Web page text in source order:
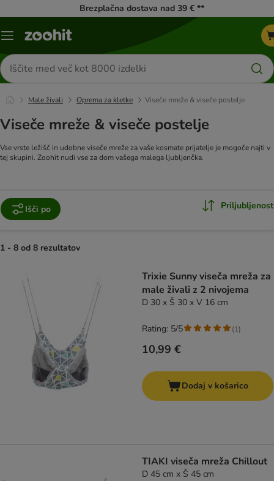
Brezplačna dostava nad 39 € **
Meni
Iskanje
izdelkov
Male živali Oprema za kletke Viseče mreže & viseče postelje
Viseče mreže & viseče postelje
Vse vrste ležišč in udobne viseče mreže za vaše kosmate prijatelje je mogoče najti v
tej skupini. Zoohit nudi vse za dom vašega malega ljubljenčka.
Išči po Priljubljenost
1 - 8 od 8 rezultatov
Trixie Sunny viseča mreža za
male živali z 2 nivojema
D 30 x Š 30 x V 16 cm
10,99 €
Rating: 5/5 (1)
Dodaj v košarico
TIAKI viseča mreža Chillout
D 45 cm x Š 45 cm